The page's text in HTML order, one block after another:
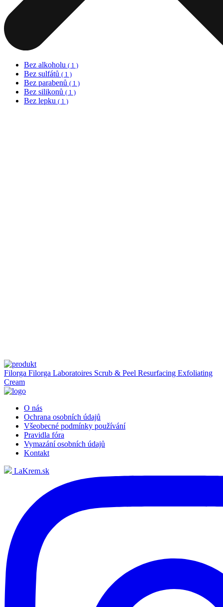
Bez alkoholu ( 1 )
Bez sulfátů ( 1 )
Bez parabenů ( 1 )
Bez silikonů ( 1 )
Bez lepku ( 1 )
Filorga Filorga Laboratoires Scrub & Peel Resurfacing Exfoliating
Cream
O nás
Ochrana osobních údajů
Všeobecné podmínky používání
Pravidla fóra
Vymazání osobních údajů
Kontakt
LaKrem.sk